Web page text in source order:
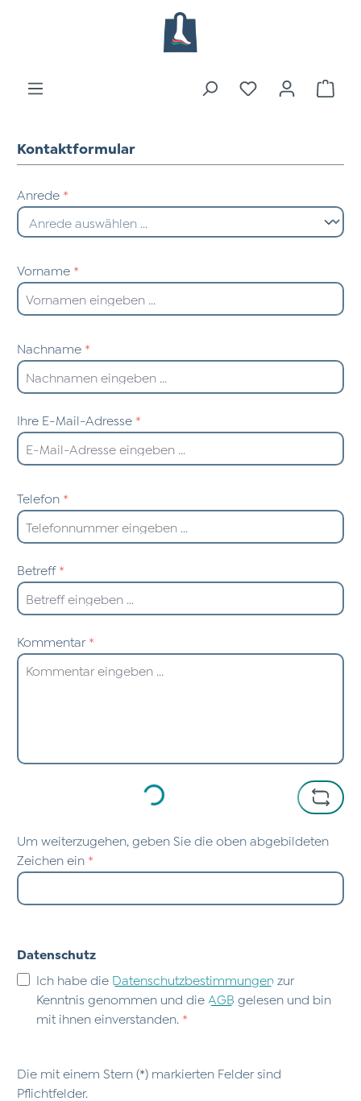
Du hast 0
Kontaktformular
Anrede *
Vorname *
Nachname *
Ihre E-Mail-Adresse *
Telefon *
Betreff *
Kommentar *
Loading...
Um weiterzugehen, geben Sie die oben abgebildeten
Zeichen ein *
Datenschutz
Ich habe die Datenschutzbestimmungen zur
Kenntnis genommen und die AGB gelesen und bin
mit ihnen einverstanden. *
Die mit einem Stern (*) markierten Felder sind
Pflichtfelder.